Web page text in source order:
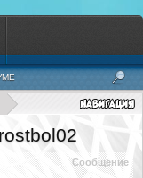
Сообщение